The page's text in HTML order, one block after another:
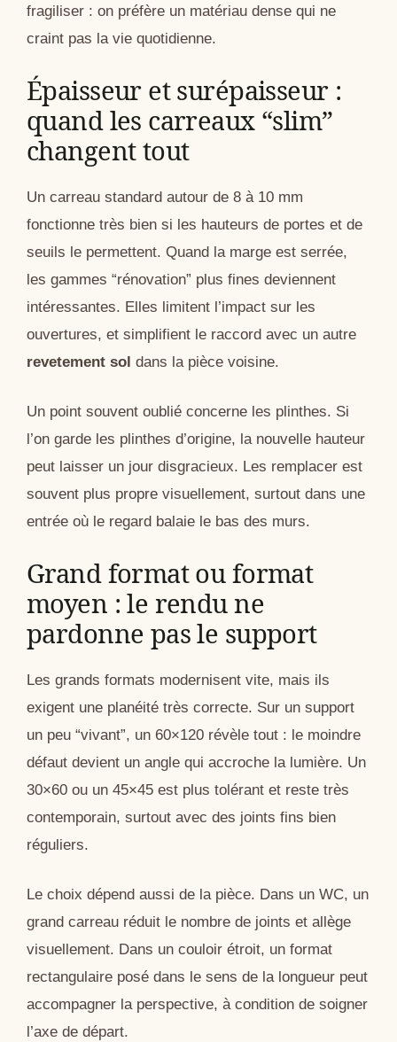
fragiliser : on préfère un matériau dense qui ne
craint pas la vie quotidienne.
Épaisseur et surépaisseur :
quand les carreaux “slim”
changent tout
Un carreau standard autour de 8 à 10 mm
fonctionne très bien si les hauteurs de portes et de
seuils le permettent. Quand la marge est serrée,
les gammes “rénovation” plus fines deviennent
intéressantes. Elles limitent l’impact sur les
ouvertures, et simplifient le raccord avec un autre
revetement sol dans la pièce voisine.
Un point souvent oublié concerne les plinthes. Si
l’on garde les plinthes d’origine, la nouvelle hauteur
peut laisser un jour disgracieux. Les remplacer est
souvent plus propre visuellement, surtout dans une
entrée où le regard balaie le bas des murs.
Grand format ou format
moyen : le rendu ne
pardonne pas le support
Les grands formats modernisent vite, mais ils
exigent une planéité très correcte. Sur un support
un peu “vivant”, un 60×120 révèle tout : le moindre
défaut devient un angle qui accroche la lumière. Un
30×60 ou un 45×45 est plus tolérant et reste très
contemporain, surtout avec des joints fins bien
réguliers.
Le choix dépend aussi de la pièce. Dans un WC, un
grand carreau réduit le nombre de joints et allège
visuellement. Dans un couloir étroit, un format
rectangulaire posé dans le sens de la longueur peut
accompagner la perspective, à condition de soigner
l’axe de départ.